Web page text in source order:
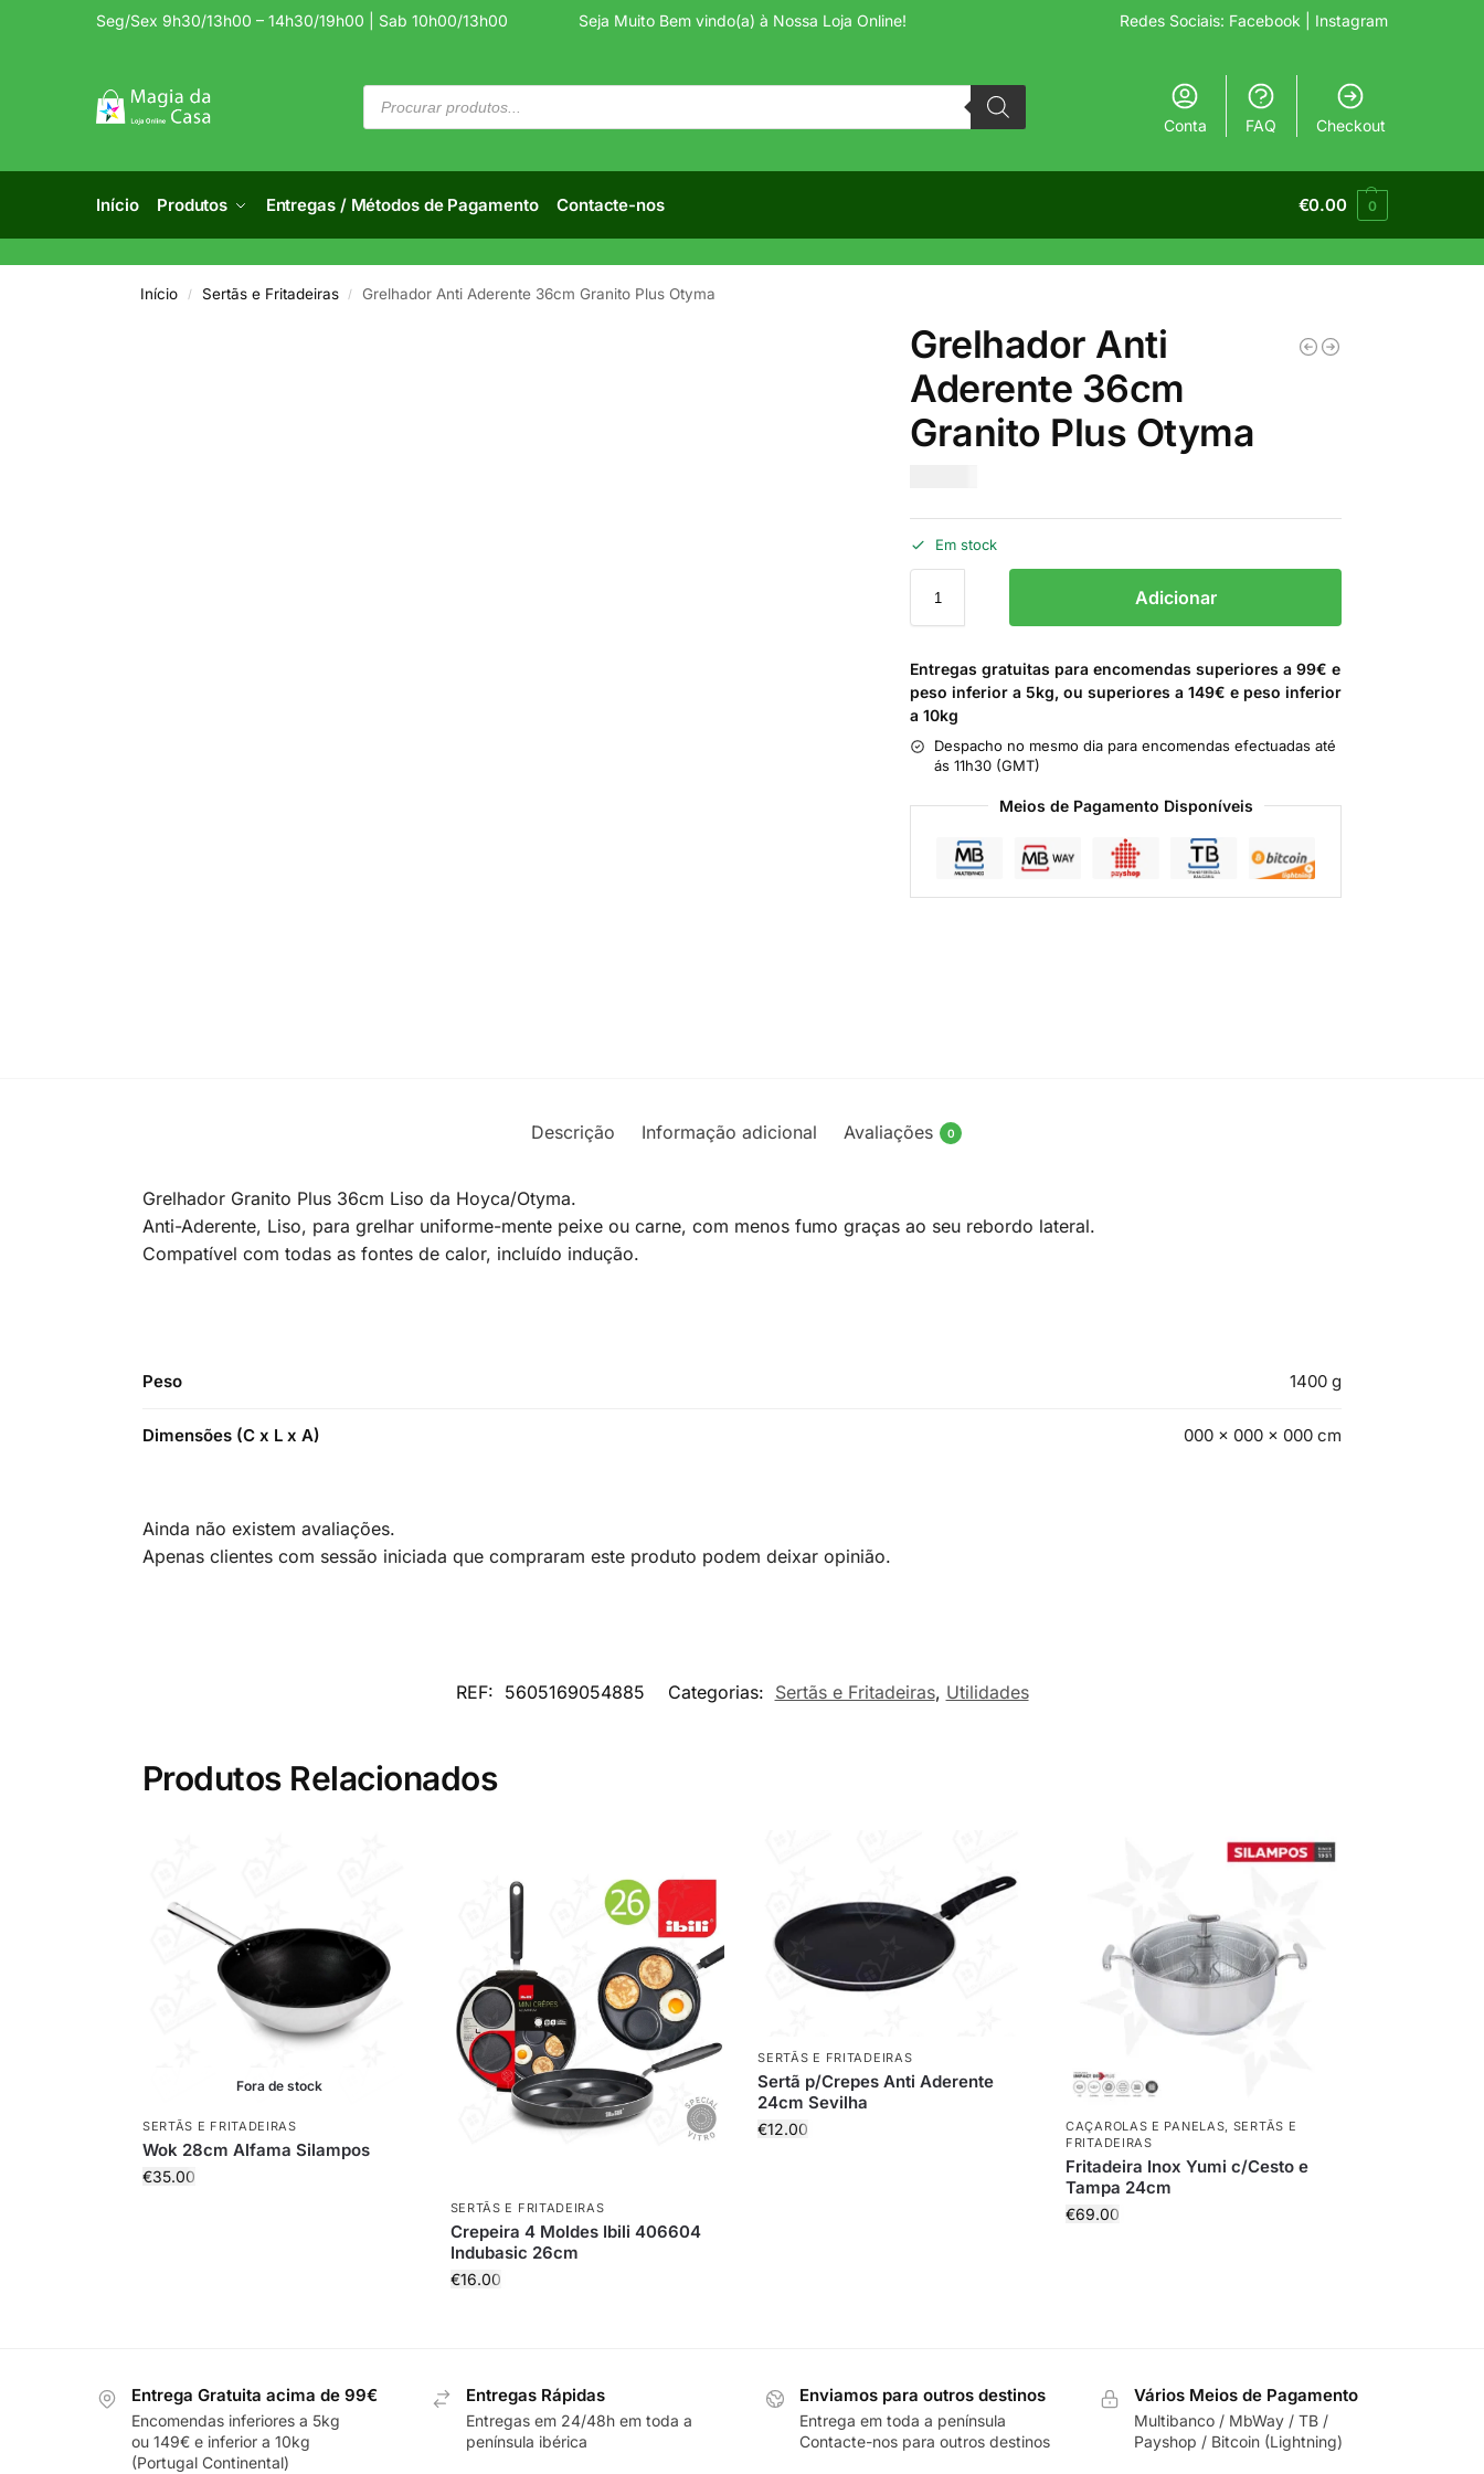
Seg/Sex 9h30/13h00 – 14h30/19h00 | Sab 10h00/13h00 Seja Muito Bem vindo(a) à Nossa Loja Online! Redes Sociais: Facebook | Instagram
Conta FAQ Checkout
Início Produtos Entregas / Métodos de Pagamento Contacte-nos €0.00 0
Início / Sertãs e Fritadeiras / Grelhador Anti Aderente 36cm Granito Plus Otyma
Grelhador Anti
Aderente 36cm
Granito Plus Otyma
Em stock
Adicionar
Entregas gratuitas para encomendas superiores a 99€ e
peso inferior a 5kg, ou superiores a 149€ e peso inferior
a 10kg
Despacho no mesmo dia para encomendas efectuadas até
ás 11h30 (GMT)
Meios de Pagamento Disponíveis
Descrição Informação adicional Avaliações 0
Grelhador Granito Plus 36cm Liso da Hoyca/Otyma.
Anti-Aderente, Liso, para grelhar uniforme-mente peixe ou carne, com menos fumo graças ao seu rebordo lateral.
Compatível com todas as fontes de calor, incluído indução.
Peso 1400 g
Dimensões (C x L x A) 000 × 000 × 000 cm
Ainda não existem avaliações.
Apenas clientes com sessão iniciada que compraram este produto podem deixar opinião.
REF: 5605169054885 Categorias: Sertãs e Fritadeiras, Utilidades
Produtos Relacionados
Fora de stock
SERTÃS E FRITADEIRAS
Wok 28cm Alfama Silampos
€35.00
SERTÃS E FRITADEIRAS
Crepeira 4 Moldes Ibili 406604
Indubasic 26cm
€16.00
SERTÃS E FRITADEIRAS
Sertã p/Crepes Anti Aderente
24cm Sevilha
€12.00 CAÇAROLAS E PANELAS SERTÃS E
FRITADEIRAS
Fritadeira Inox Yumi c/Cesto e
Tampa 24cm
€69.00
Entrega Gratuita acima de 99€
Encomendas inferiores a 5kg
ou 149€ e inferior a 10kg
(Portugal Continental)
Entregas Rápidas
Entregas em 24/48h em toda a
península ibérica
Enviamos para outros destinos
Entrega em toda a península
Contacte-nos para outros destinos
Vários Meios de Pagamento
Multibanco / MbWay / TB /
Payshop / Bitcoin (Lightning)